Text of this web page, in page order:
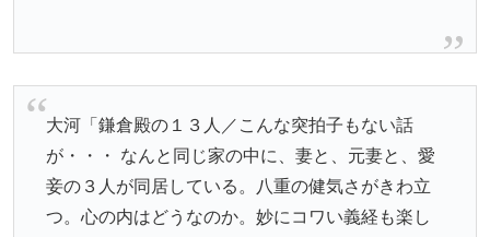
大河「鎌倉殿の１３人／こんな突拍子もない話
が・・・ なんと同じ家の中に、妻と、元妻と、愛
妾の３人が同居している。八重の健気さがきわ立
つ。心の内はどうなのか。妙にコワい義経も楽し